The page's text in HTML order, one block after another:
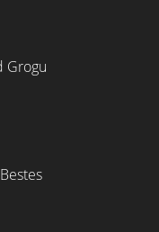
Grogu